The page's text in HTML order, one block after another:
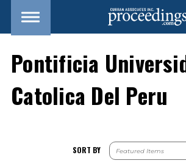
Pontificia
Catolica Del Peru
SORT BY